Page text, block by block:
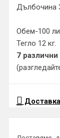
Дълбочина
Обем-100
Тегло 12 кг.
7